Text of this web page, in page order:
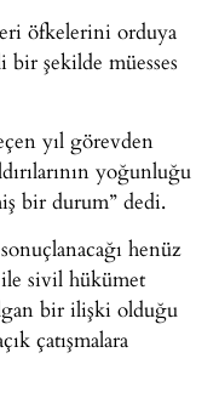
öfkelerini orduya
bir şekilde müesses
yıl görevden
yoğunluğu
bir durum” dedi.
henüz
sivil hükümet
bir ilişki olduğu
çatışmalara